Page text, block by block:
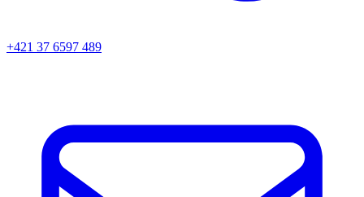
+421 37 6597 489